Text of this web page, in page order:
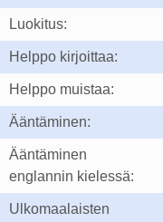
Luokitus:
Helppo kirjoittaa:
Helppo muistaa:
Ääntäminen:
Ääntäminen
englannin kielessä:
Ulkomaalaisten